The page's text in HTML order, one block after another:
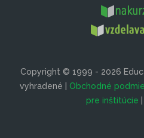
Copyright © 1999 - 2026
vyhradené | Obchodné
pre inštitúcie |